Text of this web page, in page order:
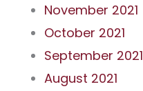
November 2021
October 2021
September 2021
August 2021